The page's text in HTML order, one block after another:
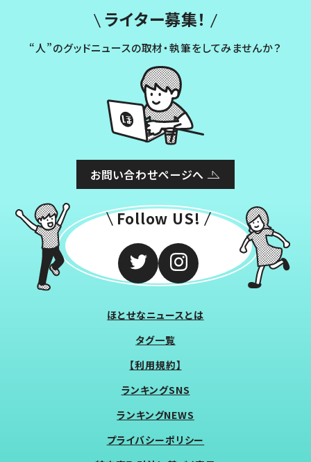
ライター募集！
“人”のグッドニュースの取材・執筆をしてみませんか？
お問い合わせページへ
Follow US!
ほとせなニュースとは
タグ一覧
【利用規約】
ランキングSNS
ランキングNEWS
プライバシーポリシー